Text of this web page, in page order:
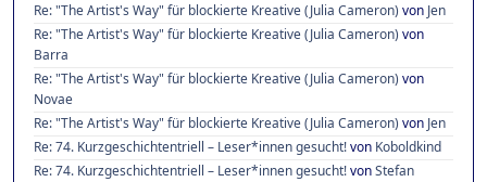
Re: "The Artist's Way" für blockierte Kreative (Julia Cameron) von Jen
Re: "The Artist's Way" für blockierte Kreative (Julia Cameron) von
Barra
Re: "The Artist's Way" für blockierte Kreative (Julia Cameron) von
Novae
Re: "The Artist's Way" für blockierte Kreative (Julia Cameron) von Jen
Re: 74. Kurzgeschichtentriell – Leser*innen gesucht!von Koboldkind
Re: 74. Kurzgeschichtentriell – Leser*innen gesucht!vonStefan